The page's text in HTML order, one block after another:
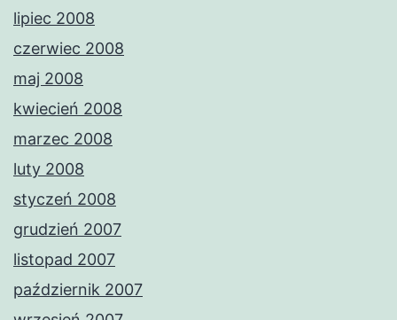
lipiec 2008
czerwiec 2008
maj 2008
kwiecień 2008
marzec 2008
luty 2008
styczeń 2008
grudzień 2007
listopad 2007
październik 2007